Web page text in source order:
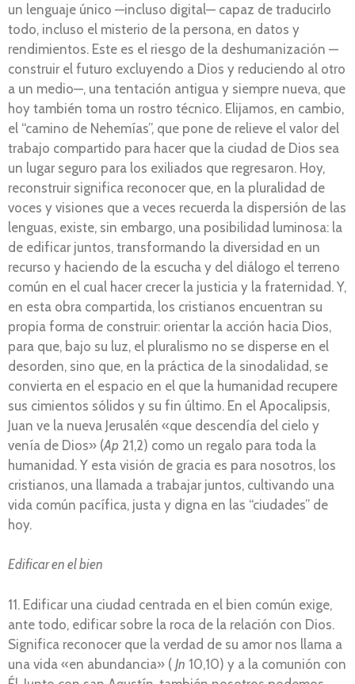
un lenguaje único —incluso digital— capaz de traducirlo
todo, incluso el misterio de la persona, en datos y
rendimientos. Este es el riesgo de la deshumanización —
construir el futuro excluyendo a Dios y reduciendo al otro
a un medio—, una tentación antigua y siempre nueva, que
hoy también toma un rostro técnico. Elijamos, en cambio,
el “camino de Nehemías”, que pone de relieve el valor del
trabajo compartido para hacer que la ciudad de Dios sea
un lugar seguro para los exiliados que regresaron. Hoy,
reconstruir significa reconocer que, en la pluralidad de
voces y visiones que a veces recuerda la dispersión de las
lenguas, existe, sin embargo, una posibilidad luminosa: la
de edificar juntos, transformando la diversidad en un
recurso y haciendo de la escucha y del diálogo el terreno
común en el cual hacer crecer la justicia y la fraternidad. Y,
en esta obra compartida, los cristianos encuentran su
propia forma de construir: orientar la acción hacia Dios,
para que, bajo su luz, el pluralismo no se disperse en el
desorden, sino que, en la práctica de la sinodalidad, se
convierta en el espacio en el que la humanidad recupere
sus cimientos sólidos y su fin último. En el Apocalipsis,
Juan ve la nueva Jerusalén «que descendía del cielo y
venía de Dios» (Ap 21,2) como un regalo para toda la
humanidad. Y esta visión de gracia es para nosotros, los
cristianos, una llamada a trabajar juntos, cultivando una
vida común pacífica, justa y digna en las “ciudades” de
hoy.
Edificar en el bien
11. Edificar una ciudad centrada en el bien común exige,
ante todo, edificar sobre la roca de la relación con Dios.
Significa reconocer que la verdad de su amor nos llama a
una vida «en abundancia» ( Jn 10,10) y a la comunión con